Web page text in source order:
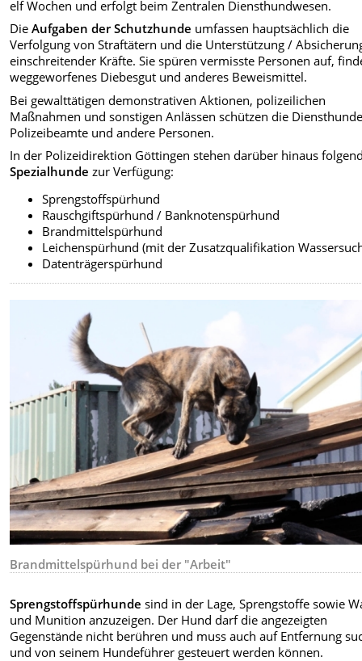
elf Wochen und erfolgt beim Zentralen Diensthundwesen.
DieAufgaben der Schutzhunde umfassen hauptsächlich die
Verfolgung von Straftätern und die Unterstützung /
einschreitender Kräfte. Sie spüren vermisste Personen auf,
weggeworfenes Diebesgut und anderes Beweismittel.
Bei gewalttätigen demonstrativen Aktionen, polizeilichen
Maßnahmen und sonstigen Anlässen schützen die
Polizeibeamte und andere Personen.
In der Polizeidirektion Göttingen stehen darüber hinaus
Spezialhunde zur Verfügung:
Sprengstoffspürhund
Rauschgiftspürhund / Banknotenspürhund
Brandmittelspürhund
Leichenspürhund (mit der Zusatzqualifikation
Datenträgerspürhund
Brandmittelspürhund bei der "Arbeit"
Sprengstoffspürhunde sind in der Lage, Sprengstoffe sowie
und Munition anzuzeigen. Der Hund darf die angezeigten
Gegenstände nicht berühren und muss auch auf Entfernung
und von seinem Hundeführer gesteuert werden können.